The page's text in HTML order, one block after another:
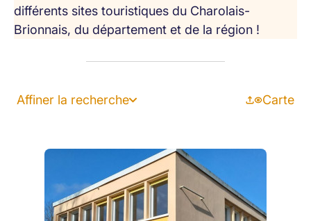
différents sites touristiques du Charolais-
Brionnais, du département et de la région !
Affiner la recherche Carte